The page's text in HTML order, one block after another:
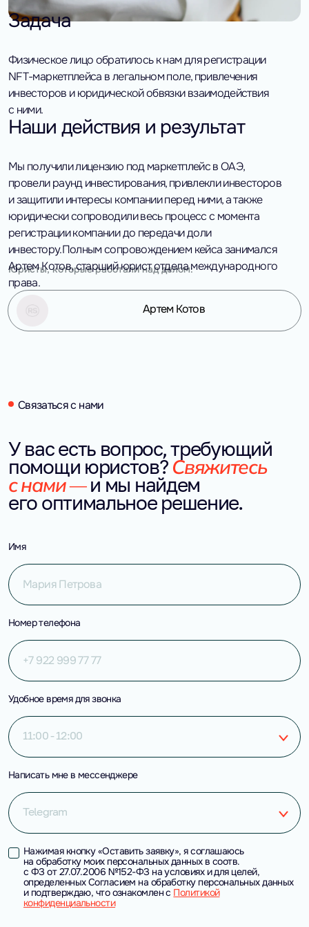
Задача
Физическое лицо обратилось к нам для регистрации
NFT-маркетплейса в легальном поле, привлечения
инвесторов и юридической обвязки взаимодействия
с ними.
Наши действия и результат
Мы получили лицензию под маркетплейс в ОАЭ,
провели раунд инвестирования, привлекли инвесторов
и защитили интересы компании перед ними, а также
юридически сопроводили весь процесс с момента
регистрации компании до передачи доли
инвестору.Полным сопровождением кейса занимался
Артем Котов, старший юрист отдела международного
права.
Юристы, которые работали над делом:
Артем Котов
Связаться с нами
У вас есть вопрос, требующий
помощи юристов? Свяжитесь
с нами — и мы найдем
его оптимальное решение.
Имя
Номер телефона
Удобное время для звонка
11:00 - 12:00
Написать мне в мессенджере
Telegram
Нажимая кнопку «Оставить заявку», я соглашаюсь
на обработку моих персональных данных в соотв.
с ФЗ от 27.07.2006 №152-ФЗ на условиях и для целей,
определенных Согласием на обработку персональных данных
и подтверждаю, что ознакомлен с Политикой
конфиденциальности